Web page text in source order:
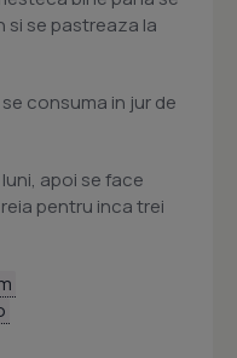
si se pastreaza la
consuma in jur de
apoi se face
pentru inca trei